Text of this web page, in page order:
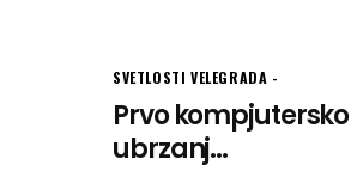
SVETLOSTI VELEGRADA
Prvo kompjutersko
ubrzanj...